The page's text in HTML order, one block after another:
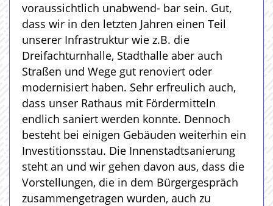
voraussichtlich unabwend- bar sein. Gut,
dass wir in den letzten Jahren einen Teil
unserer Infrastruktur wie z.B. die
Dreifachturnhalle, Stadthalle aber auch
Straßen und Wege gut renoviert oder
modernisiert haben. Sehr erfreulich auch,
dass unser Rathaus mit Fördermitteln
endlich saniert werden konnte. Dennoch
besteht bei einigen Gebäuden weiterhin ein
Investitionsstau. Die Innenstadtsanierung
steht an und wir gehen davon aus, dass die
Vorstellungen, die in dem Bürgergespräch
zusammengetragen wurden, auch zu